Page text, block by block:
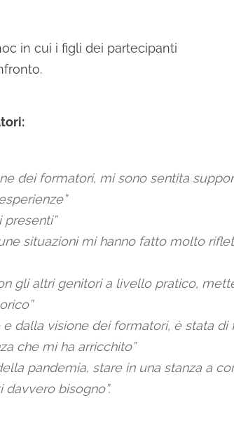
in cui i figli dei partecipanti
dei formatori, mi sono sentita
situazioni mi hanno fatto molto
gli altri genitori a livello pratico,
dalla visione dei formatori, è stata di
che mi ha arricchito”
pandemia, stare in una stanza a
bisogno”.